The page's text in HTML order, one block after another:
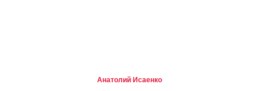
Анатолий Исаенко